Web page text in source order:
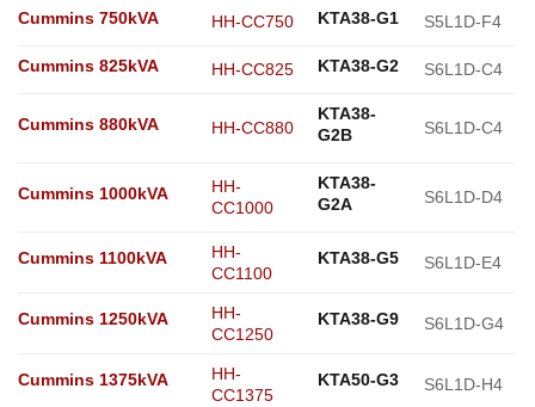
Cummins 750kVA HH-CC750 KTA38-G1 S5L1D-F4
Cummins 825kVA HH-CC825 KTA38-G2 S6L1D-C4
Cummins 880kVA HH-CC880
KTA38-
G2B
S6L1D-C4
Cummins 1000kVA
HH-
CC1000
KTA38-
G2A
S6L1D-D4
Cummins 1100kVA
HH-
CC1100
KTA38-G5 S6L1D-E4
Cummins 1250kVA
HH-
CC1250
KTA38-G9 S6L1D-G4
Cummins 1375kVA
HH-
CC1375
KTA50-G3 S6L1D-H4